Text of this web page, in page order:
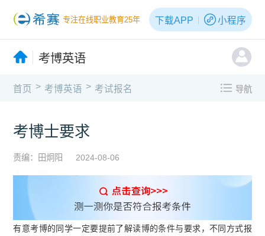
专注在线职业教育25年 下载APP 小程序
考博英语
首页 > 考博英语 > 考试报名 导航
考博士要求
责编：田炯阳 2024-08-06
有意考博的同学一定要提前了解读博的条件与要求，不同方式报